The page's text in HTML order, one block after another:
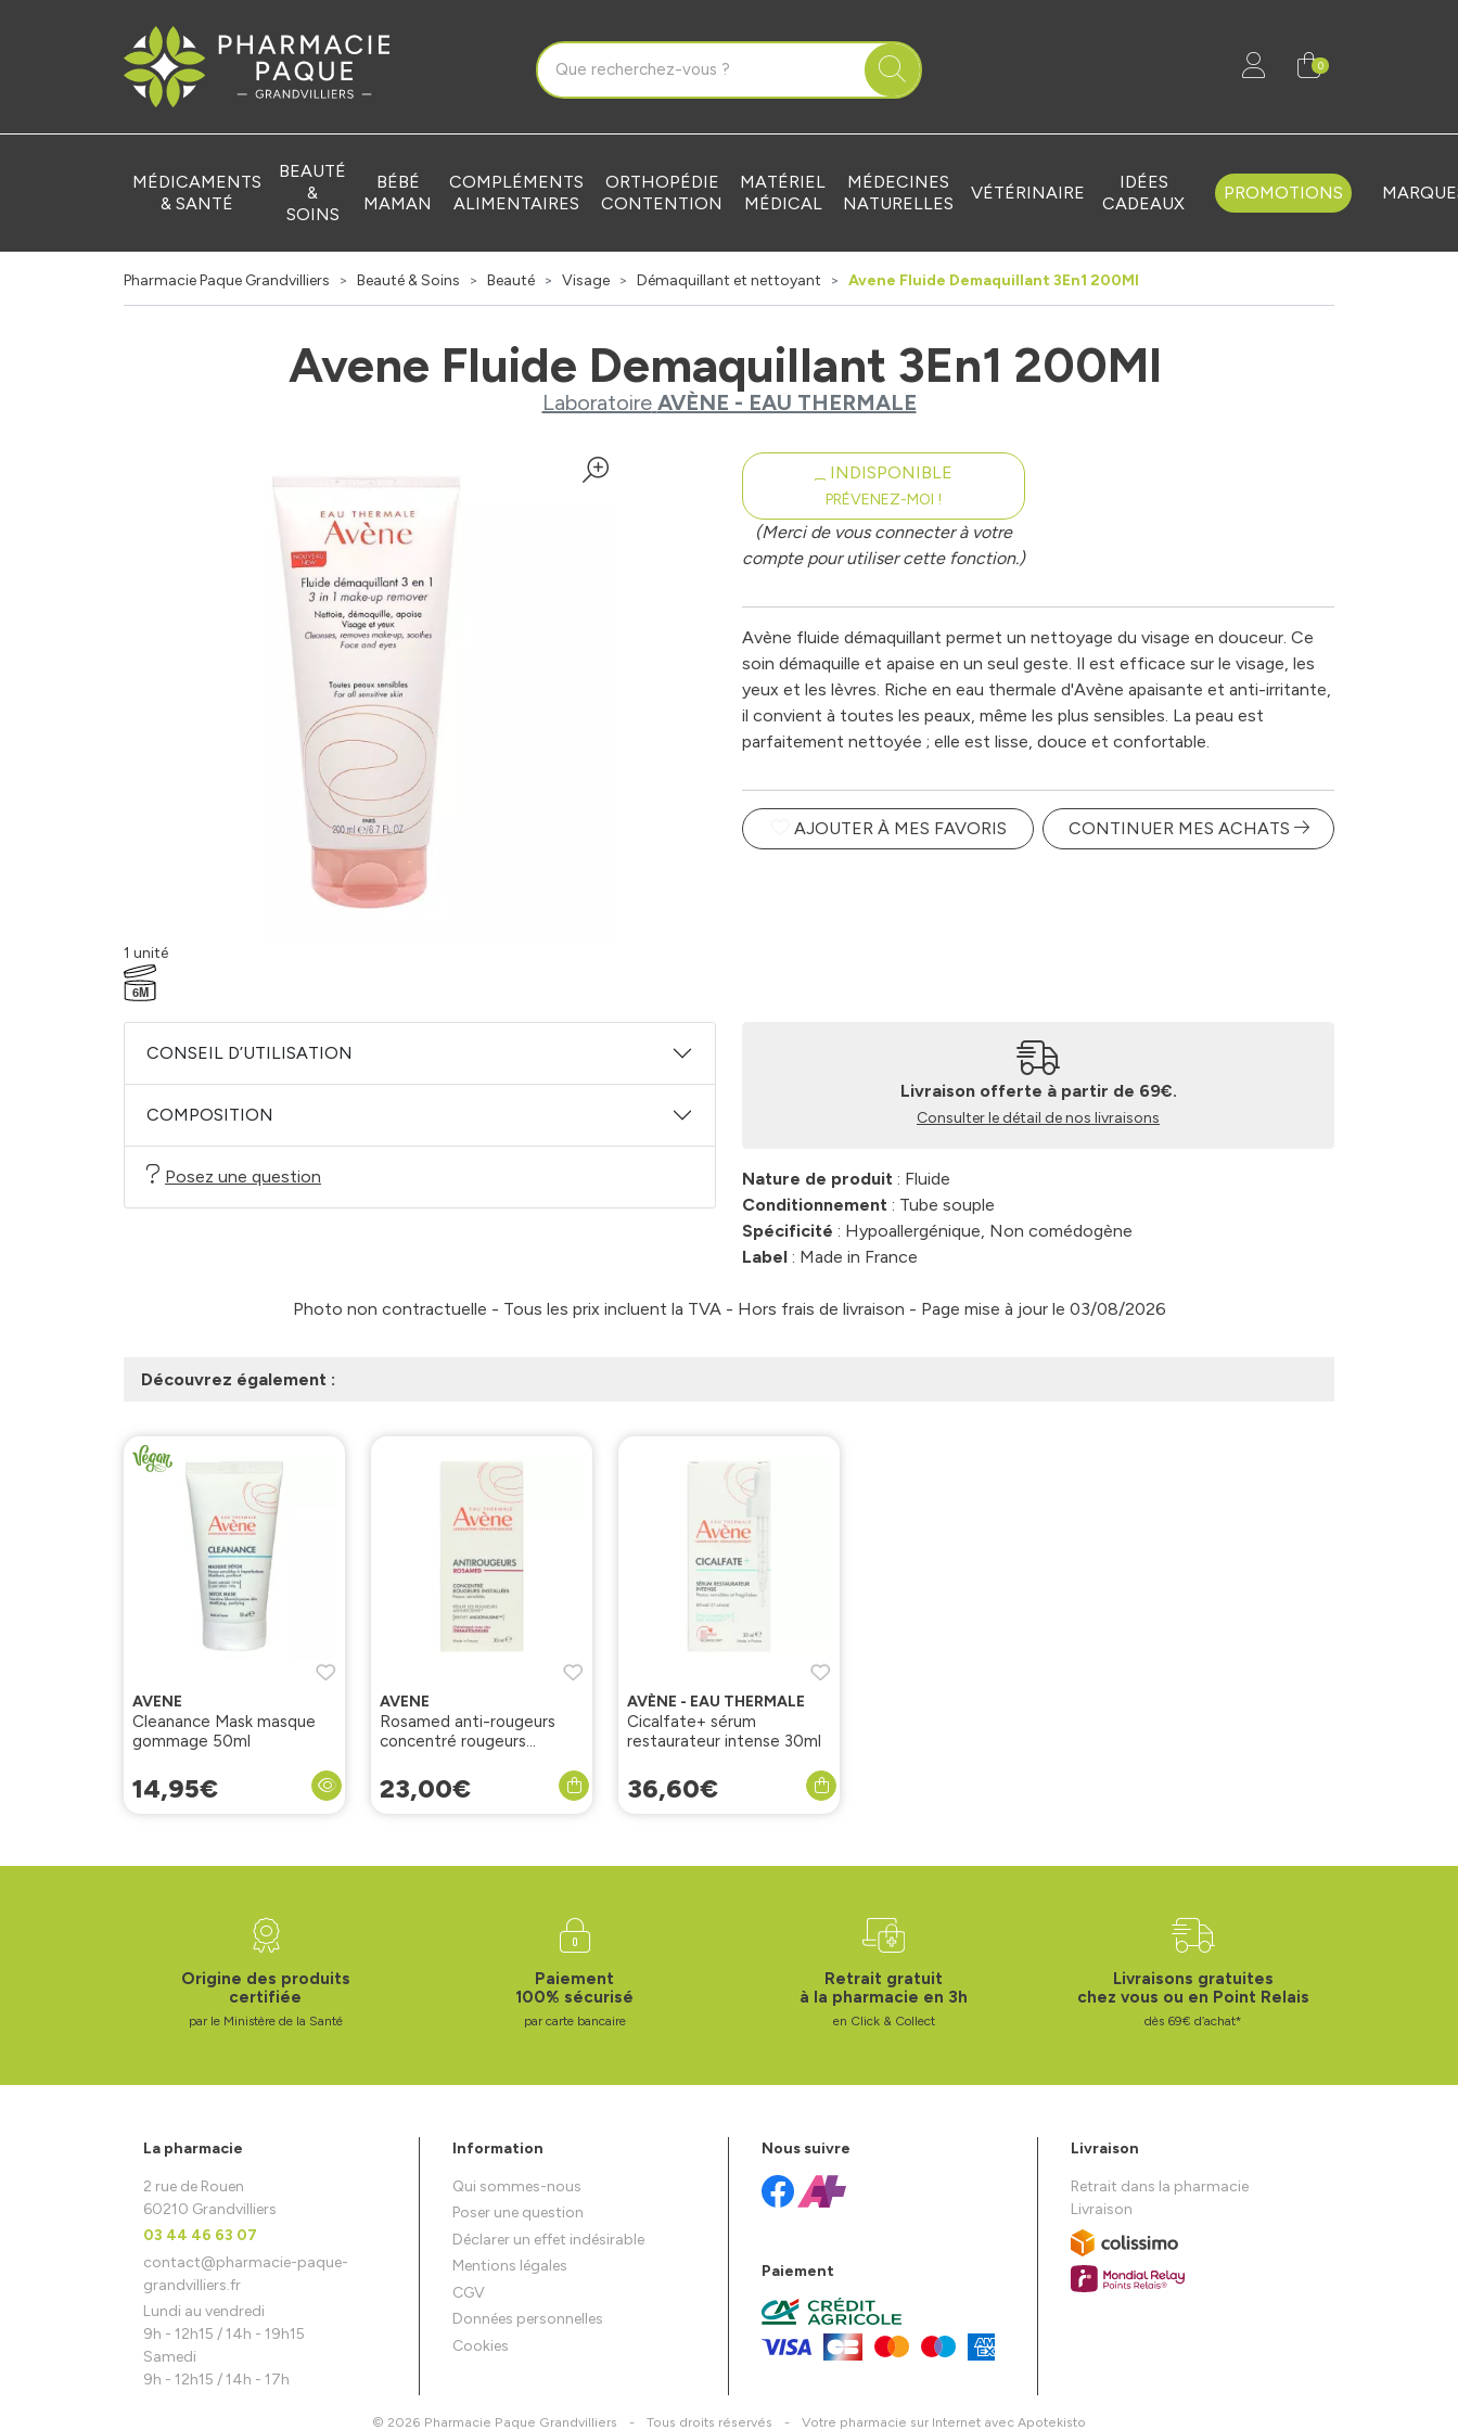
Pharmacie Paque Grandvilliers Votre pharmacie en ligne à votre service
0
MÉDICAMENTS
& SANTÉ
BEAUTÉ
&
SOINS
BÉBÉ
MAMAN
COMPLÉMENTS
ALIMENTAIRES
ORTHOPÉDIE
CONTENTION
MATÉRIEL
MÉDICAL
MÉDECINES
NATURELLES
VÉTÉRINAIRE
IDÉES
CADEAUX
PROMOTIONS
Pharmacie Paque Grandvilliers Beauté & Soins Beauté Visage Démaquillant et nettoyant Avene Fluide Demaquillant 3En1 200Ml
Avene Fluide Demaquillant 3En1 200Ml
Laboratoire AVÈNE - EAU THERMALE
1 unité
6M
INDISPONIBLE
PRÉVENEZ-MOI !
(Merci de vous connecter à votre
compte pour utiliser cette fonction.)
Avène fluide démaquillant permet un nettoyage du visage en douceur. Ce
soin démaquille et apaise en un seul geste. Il est efficace sur le visage, les
yeux et les lèvres. Riche en eau thermale d'Avène apaisante et anti-irritante,
il convient à toutes les peaux, même les plus sensibles. La peau est
parfaitement nettoyée ; elle est lisse, douce et confortable.
AJOUTER À MES FAVORIS CONTINUER MES ACHATS
CONSEIL D’UTILISATION
COMPOSITION
Posez une question
Livraison offerte à partir de 69€.
Consulter le détail de nos livraisons
Nature de produit : Fluide
Conditionnement : Tube souple
Spécificité : Hypoallergénique, Non comédogène
Label : Made in France
Photo non contractuelle - Tous les prix incluent la TVA - Hors frais de livraison - Page mise à jour le 03/08/2026
Découvrez également :
AVENE
Cleanance Mask masque
gommage 50ml
14,95€
AVENE
Rosamed anti-rougeurs
concentré rougeurs
23,00€
AVÈNE - EAU THERMALE
Cicalfate+ sérum
restaurateur intense 30ml
36,60€
Origine des produits
certifiée
par le Ministère de la Santé
Paiement
100% sécurisé
par carte bancaire
Retrait gratuit
à la pharmacie en 3h
en Click & Collect
Livraisons gratuites
chez vous ou en Point Relais
dès 69€ d’achat*
La pharmacie
2 rue de Rouen
60210 Grandvilliers
03 44 46 63 07
contact@pharmacie-paque-
grandvilliers.fr
Lundi au vendredi
9h - 12h15 / 14h - 19h15
Samedi
9h - 12h15 / 14h - 17h
Information
Qui sommes-nous
Poser une question
Déclarer un effet indésirable
Mentions légales
CGV
Données personnelles
Cookies
Nous suivre
Paiement
Livraison
Retrait dans la pharmacie
Livraison
© 2026 Pharmacie Paque Grandvilliers - Tous droits réservés - Votre pharmacie sur Internet avec Apotekisto